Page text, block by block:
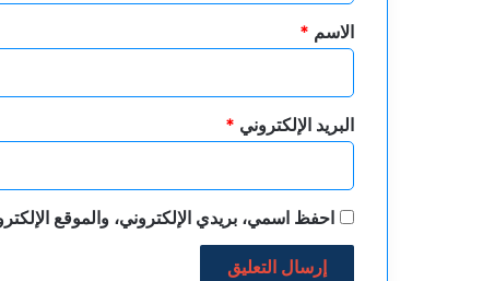
*
الاسم *
البريد الإلكتروني *
احفظ اسمي، بريدي الإلكتروني، والموقع